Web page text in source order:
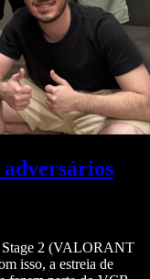
Stage 2 (VALORANT
isso, a estreia de